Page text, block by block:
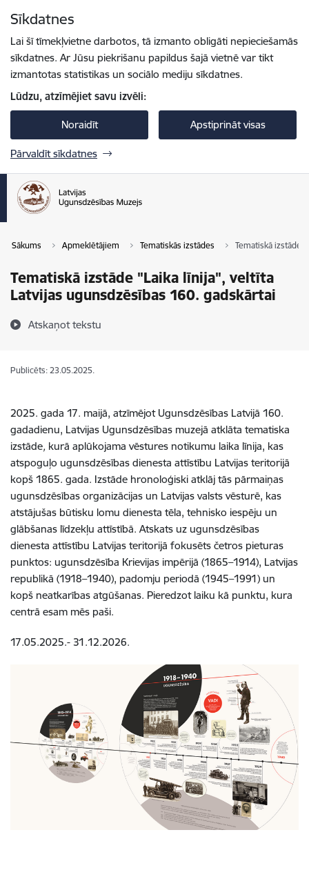
Sīkdatnes
Lai šī tīmekļvietne darbotos, tā izmanto obligāti nepieciešamās
sīkdatnes. Ar Jūsu piekrišanu papildus šajā vietnē var tikt
izmantotas statistikas un sociālo mediju sīkdatnes.
Lūdzu, atzīmējiet savu izvēli:
Noraidīt Apstiprināt visas
Pārvaldīt sīkdatnes
Sākums Apmeklētājiem Tematiskās izstādes Tematiskā izstāde
Tematiskā izstāde "Laika līnija", veltīta
Latvijas ugunsdzēsības 160. gadskārtai
Atskaņot tekstu
Publicēts: 23.05.2025.
2025. gada 17. maijā, atzīmējot Ugunsdzēsības Latvijā 160.
gadadienu, Latvijas Ugunsdzēsības muzejā atklāta tematiska
izstāde, kurā aplūkojama vēstures notikumu laika līnija, kas
atspoguļo ugunsdzēsības dienesta attīstību Latvijas teritorijā
kopš 1865. gada. Izstāde hronoloģiski atklāj tās pārmaiņas
ugunsdzēsības organizācijas un Latvijas valsts vēsturē, kas
atstājušas būtisku lomu dienesta tēla, tehnisko iespēju un
glābšanas līdzekļu attīstībā. Atskats uz ugunsdzēsības
dienesta attīstību Latvijas teritorijā fokusēts četros pieturas
punktos: ugunsdzēsība Krievijas impērijā (1865–1914), Latvijas
republikā (1918–1940), padomju periodā (1945–1991) un
kopš neatkarības atgūšanas. Pieredzot laiku kā punktu, kura
centrā esam mēs paši.
17.05.2025.- 31.12.2026.